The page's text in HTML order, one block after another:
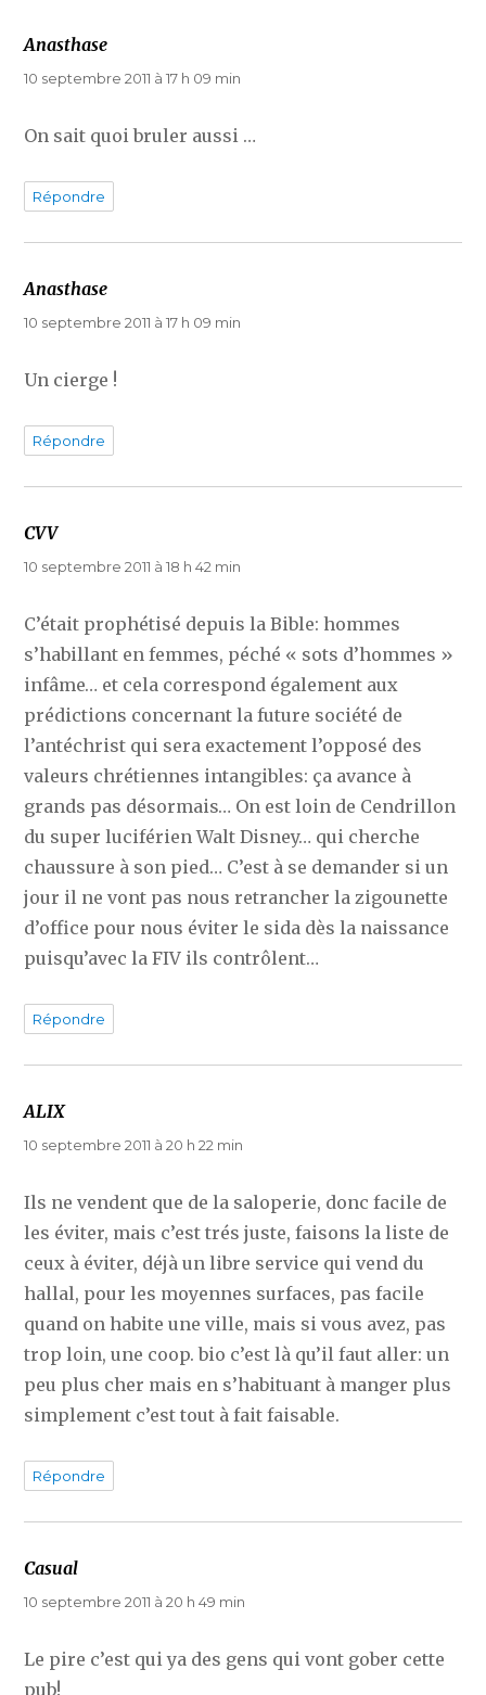
Anasthase
10 septembre 2011 à 17 h 09 min
On sait quoi bruler aussi …
Répondre
Anasthase
10 septembre 2011 à 17 h 09 min
Un cierge !
Répondre
CVVdit :
10 septembre 2011 à 18 h 42 min
C’était prophétisé depuis la Bible: hommes
s’habillant en femmes, péché « sots d’hommes »
infâme… et cela correspond également aux
prédictions concernant la future société de
l’antéchrist qui sera exactement l’opposé des
valeurs chrétiennes intangibles: ça avance à
grands pas désormais… On est loin de Cendrillon
du super luciférien Walt Disney… qui cherche
chaussure à son pied… C’est à se demander si un
jour il ne vont pas nous retrancher la zigounette
d’office pour nous éviter le sida dès la naissance
puisqu’avec la FIV ils contrôlent…
Répondre
ALIXdit :
10 septembre 2011 à 20 h 22 min
Ils ne vendent que de la saloperie, donc facile de
les éviter, mais c’est trés juste, faisons la liste de
ceux à éviter, déjà un libre service qui vend du
hallal, pour les moyennes surfaces, pas facile
quand on habite une ville, mais si vous avez, pas
trop loin, une coop. bio c’est là qu’il faut aller: un
peu plus cher mais en s’habituant à manger plus
simplement c’est tout à fait faisable.
Répondre
Casual
10 septembre 2011 à 20 h 49 min
Le pire c’est qui ya des gens qui vont gober cette
pub!